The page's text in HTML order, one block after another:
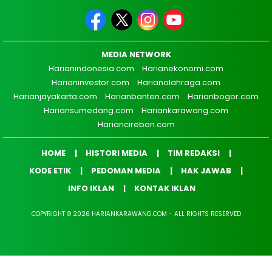
MEDIA NETWORK
Harianindonesia.com
Harianekonomi.com
Harianinvestor.com
Harianolahraga.com
Harianjayakarta.com
Harianbanten.com
Harianbogor.com
Hariansumedang.com
Hariankarawang.com
Hariancirebon.com
HOME HISTORI MEDIA
TIM REDAKSI
KODE ETIK
PEDOMAN MEDIA
HAK JAWAB
INFO IKLAN
KONTAK IKLAN
COPYRIGHT © 2026 HARIANKARAWANG.COM - ALL RIGHTS RESERVED